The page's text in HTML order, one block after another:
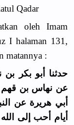
Qadar
oleh Imam
I halaman 131,
matannya :
حدثنا أبو بكر
عن نهاس بن
أبي هريرة عن
أيام أحب إلى